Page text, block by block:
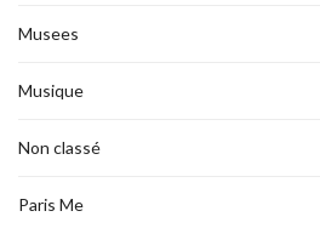
Musees
Musique
Non classé
Paris Me